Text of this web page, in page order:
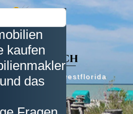
in Südwestflorida
kaufen
das